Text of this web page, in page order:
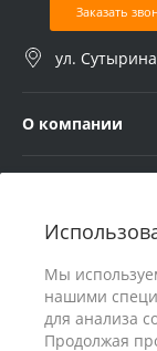
Мы
нашими
для анализа
Продолжая
Заказать
ул.
О компании